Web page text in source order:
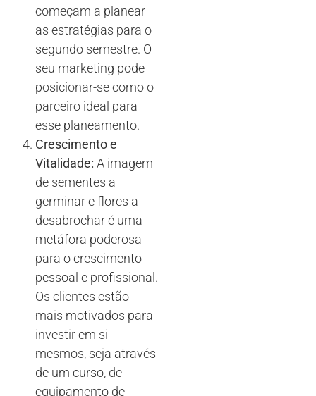
começam a planear
as estratégias para o
segundo semestre. O
seu marketing pode
posicionar-se como o
parceiro ideal para
esse planeamento.
Crescimento e
Vitalidade: A imagem
de sementes a
germinar e flores a
desabrochar é uma
metáfora poderosa
para o crescimento
pessoal e profissional.
Os clientes estão
mais motivados para
investir em si
mesmos, seja através
de um curso, de
equipamento de